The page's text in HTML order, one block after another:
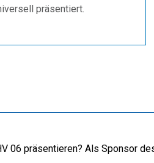
präsentiert.
06 präsentieren? Als Sponsor